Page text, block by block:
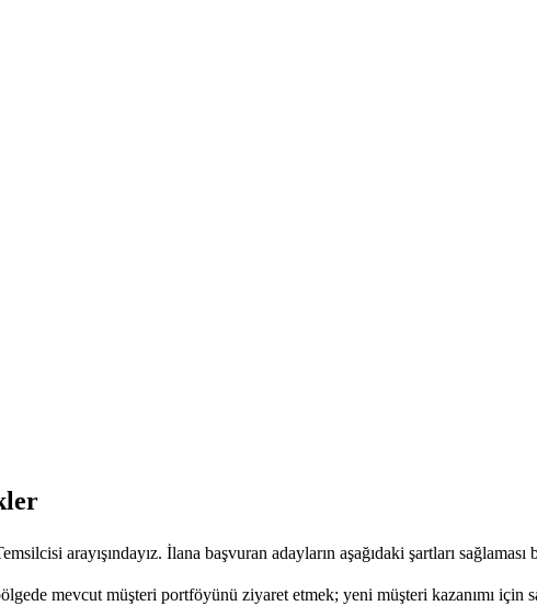
arayışındayız. İlana başvuran adayların aşağıdaki şartları sağlaması
mevcut müşteri portföyünü ziyaret etmek; yeni müşteri kazanımı için